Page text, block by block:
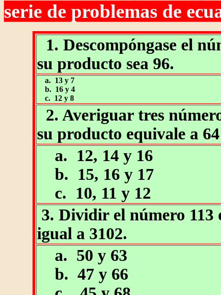
serie de problemas de
1. Descompóngase el
su producto sea 96.
a. 13 y 7
b. 16 y 4
c. 12 y 8
2. Averiguar tres
su producto equivale a
a. 12, 14 y 16
b. 15, 16 y 17
c. 10, 11 y 12
3. Dividir el número 113
igual a 3102.
a. 50 y 63
b. 47 y 66